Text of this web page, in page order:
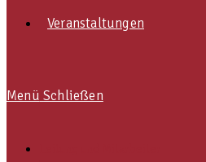
Veranstaltungen
Menü Schließen